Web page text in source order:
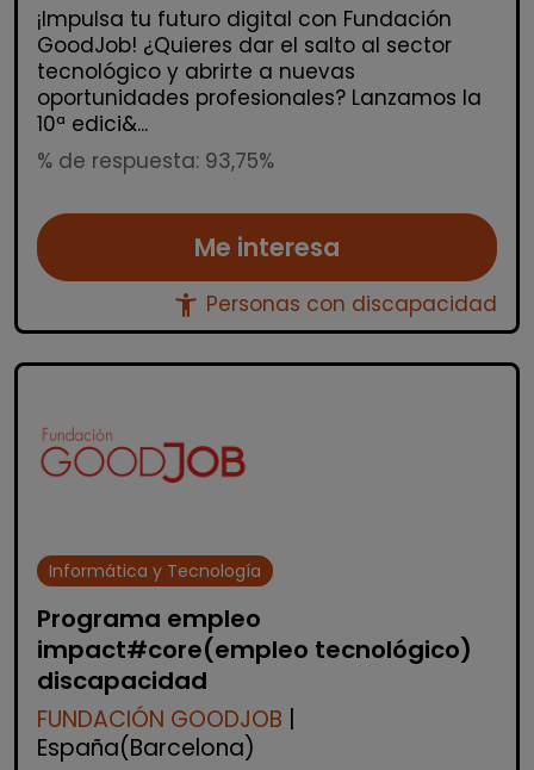
¡Impulsa tu futuro digital con Fundación
GoodJob! ¿Quieres dar el salto al sector
tecnológico y abrirte a nuevas
oportunidades profesionales? Lanzamos la
10ª edici&...
% de respuesta: 93,75%
Me interesa
accessibility_new Personas con discapacidad
Informática y Tecnología
Programa empleo
impact#core(empleo tecnológico)
discapacidad
FUNDACIÓN GOODJOB
España(Barcelona)